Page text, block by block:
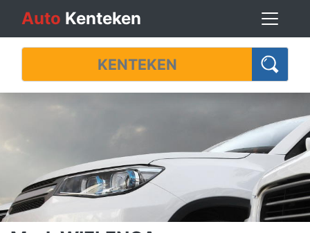
Auto Kenteken